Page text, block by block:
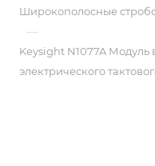
Широкополосные
—
Keysight N1077A Модуль
электрического